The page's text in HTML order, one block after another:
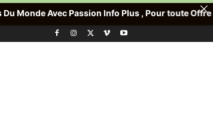
Info Plus , Pour toute Offre promotionnelle